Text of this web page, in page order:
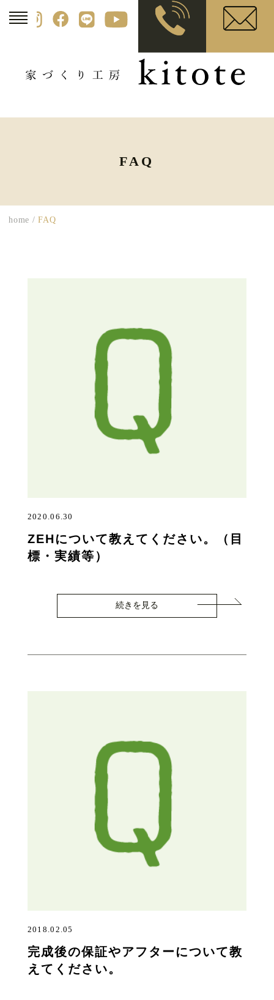
FAQ
home /FAQ
2020.06.30
ZEHについて教えてください。（目
標・実績等）
続きを見る
2018.02.05
完成後の保証やアフターについて教
えてください。